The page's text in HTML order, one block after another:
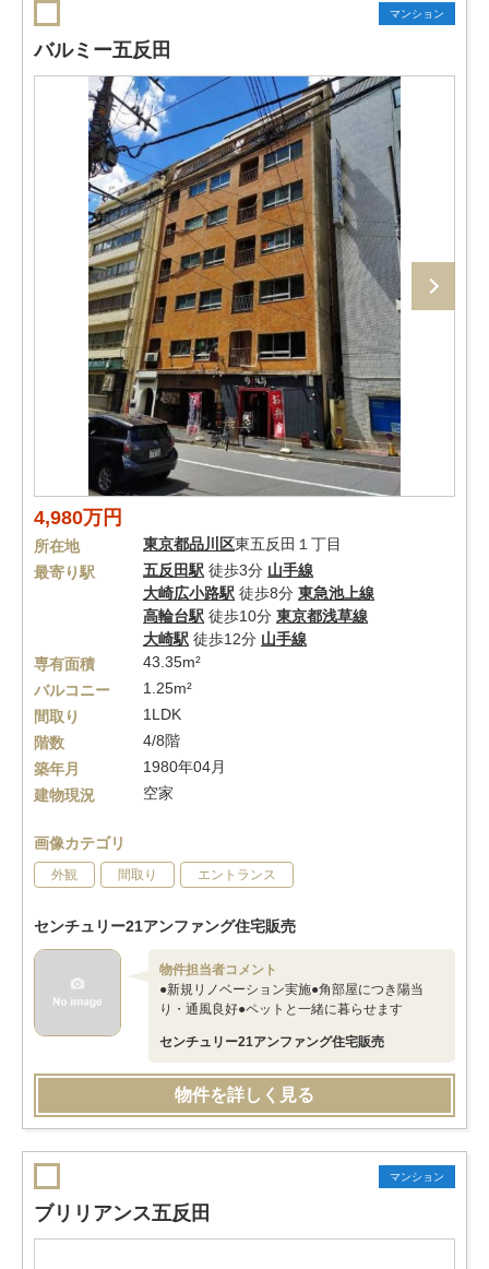
マンション
バルミー五反田
4,980万円
所在地 東京都品川区東五反田１丁目
最寄り駅
五反田駅 徒歩3分 山手線
大崎広小路駅 徒歩8分 東急池上線
高輪台駅 徒歩10分 東京都浅草線
大崎駅 徒歩12分 山手線
専有面積
43.35m²
バルコニー
1.25m²
間取り
1LDK
階数
4/8階
築年月
1980年04月
建物現況
空家
画像カテゴリ
外観 間取り エントランス
センチュリー21アンファング住宅販売
物件担当者コメント
●新規リノベーション実施●角部屋につき陽当
り・通風良好●ペットと一緒に暮らせます
センチュリー21アンファング住宅販売
物件を詳しく見る
マンション
ブリリアンス五反田